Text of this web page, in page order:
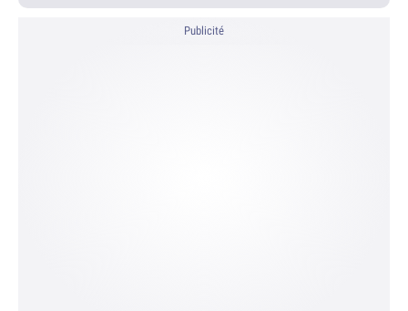
Publicité